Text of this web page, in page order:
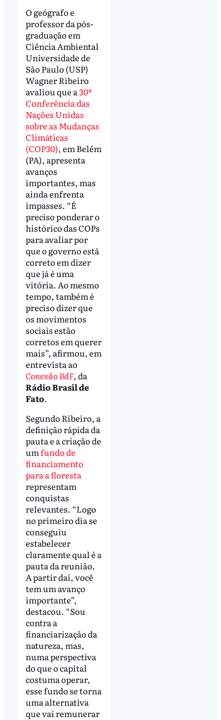
O geógrafo e
professor da pós-
graduação em
Ciência Ambiental
Universidade de
São Paulo (USP)
Wagner Ribeiro
avaliou que a30ª
Conferência das
Nações Unidas
sobre as Mudanças
Climáticas
(COP30), em Belém
(PA), apresenta
avanços
importantes, mas
ainda enfrenta
impasses. “É
preciso ponderar o
histórico das COPs
para avaliar por
que o governo está
correto em dizer
que já é uma
vitória. Ao mesmo
tempo, também é
preciso dizer que
os movimentos
sociais estão
corretos em querer
mais”, afirmou, em
entrevista ao
Conexão BdF, da
Rádio Brasil de
Fato.
Segundo Ribeiro, a
definição rápida da
pauta e a criação de
um fundo de
financiamento
para a floresta
representam
conquistas
relevantes. “Logo
no primeiro dia se
conseguiu
estabelecer
claramente qual é a
pauta da reunião.
A partir daí, você
tem um avanço
importante”,
destacou. “Sou
contra a
financiarização da
natureza, mas,
numa perspectiva
do que o capital
costuma operar,
esse fundo se torna
uma alternativa
que vai remunerar